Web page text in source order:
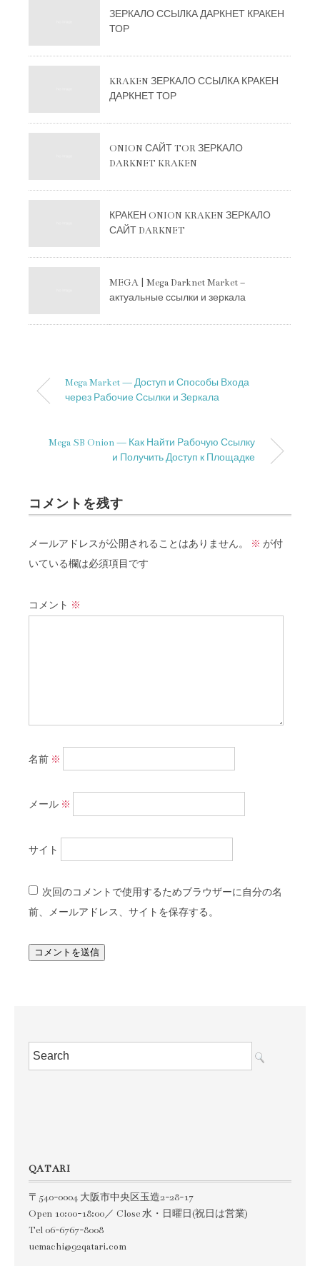
ЗЕРКАЛО ССЫЛКА ДАРКНЕТ КРАКЕН
ТОР
KRAKEN ЗЕРКАЛО ССЫЛКА КРАКЕН
ДАРКНЕТ ТОР
ONION САЙТ TOR ЗЕРКАЛО
DARKNET KRAKEN
КРАКЕН ONION KRAKEN ЗЕРКАЛО
САЙТ DARKNET
MEGA | Mega Darknet Market –
актуальные ссылки и зеркала
Mega Market — Доступ и Способы Входа
через Рабочие Ссылки и Зеркала
Mega SB Onion — Как Найти Рабочую Ссылку
и Получить Доступ к Площадке
コメントを残す
メールアドレスが公開されることはありません。 ※ が付
いている欄は必須項目です
コメント ※
名前 ※
メール ※
サイト
次回のコメントで使用するためブラウザーに自分の名
前、メールアドレス、サイトを保存する。
QATARI
〒540-0004 大阪市中央区玉造2-28-17
Open 10:00-18:00／ Close 水・日曜日(祝日は営業)
Tel 06-6767-8008
uemachi@92qatari.com